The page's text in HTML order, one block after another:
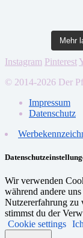
Mehr
Instagram Pinterest
© 2014-2026 Der
Impressum
Datenschutz
Wir verwenden
während andere
Nutzererfahrung
stimmst du der
Cookie settings